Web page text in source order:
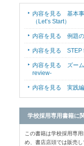
内容を見る 基本
（Let’s Start）
内容を見る 例題
内容を見る STEP
内容を見る ズー
review-
内容を見る 実践編
学校採用専用書籍に
この書籍は学校採用専
め、書店店頭では販売